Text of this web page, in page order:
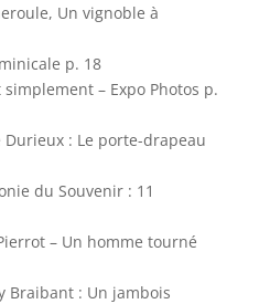
Un vignoble à
p. 18
– Expo Photos p.
Durieux : Le porte-drapeau
du Souvenir : 11
– Un homme tourné
Braibant : Un jambois